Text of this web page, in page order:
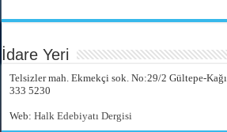
İdare Yeri
Telsizler mah. Ekmekçi sok. No:29/2 Gültepe-
333 5230
Web:Halk Edebiyatı Dergisi